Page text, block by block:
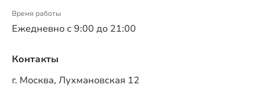
Время работы
Ежедневно с 9:00 до 21:00
Контакты
г. Москва, Лухмановская 12